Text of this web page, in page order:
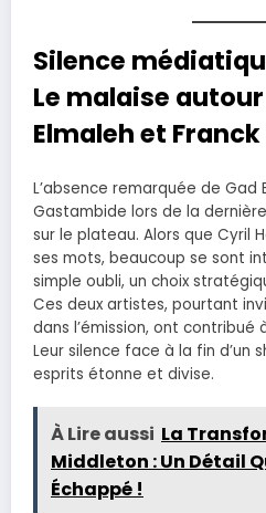
Silence
Le malaise
Elmaleh et
L’absence remarquée de Gad
Gastambide lors de la
sur le plateau. Alors que Cyril
ses mots, beaucoup se sont
simple oubli, un choix
Ces deux artistes, pourtant
dans l’émission, ont contribué
Leur silence face à la fin d’un
esprits étonne et divise.
À Lire aussi La
Middleton : Un Détail
Échappé !